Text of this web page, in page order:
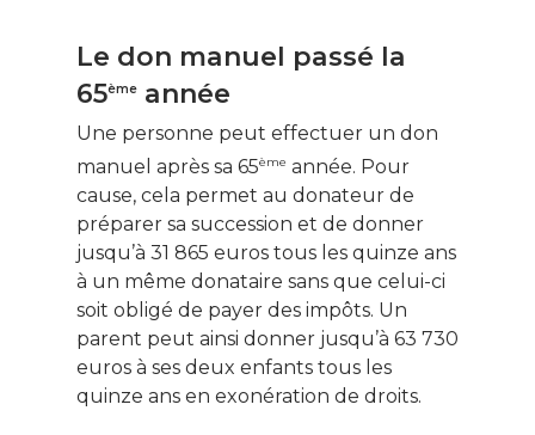
Le don manuel passé la
65ème année
Une personne peut effectuer un don
manuel après sa 65ème année. Pour
cause, cela permet au donateur de
préparer sa succession et de donner
jusqu’à 31 865 euros tous les quinze ans
à un même donataire sans que celui-ci
soit obligé de payer des impôts. Un
parent peut ainsi donner jusqu’à 63 730
euros à ses deux enfants tous les
quinze ans en exonération de droits.
Smart Home
Jardin Animaux
Fiches pratiques
Le Monde